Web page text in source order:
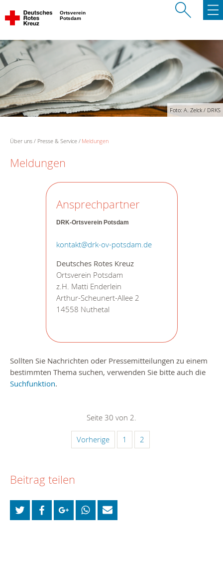
Ortsverein
Potsdam
Foto: A. Zelck / DRKS
Über uns Presse & Service Meldungen
Meldungen
Ansprechpartner
DRK-Ortsverein Potsdam
kontakt@drk-ov-potsdam.de
Deutsches Rotes Kreuz
Ortsverein Potsdam
z.H. Matti Enderlein
Arthur-Scheunert-Allee 2
14558 Nuthetal
Sollten Sie Nachrichten oder Pressemitteilungen zu einem
bestimmten Thema suchen, verwenden Sie bitte auch die
Suchfunktion.
Seite 30 von 2.
Vorherige 1 2
Beitrag teilen